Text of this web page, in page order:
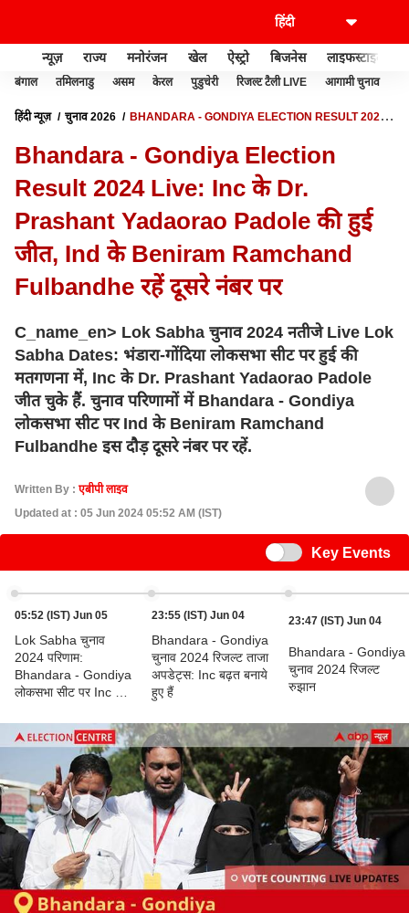
न्यूज़ राज्य मनोरंजन खेल ऐस्ट्रो बिजनेस लाइफस्टाइल
बंगाल तमिलनाडु असम केरल पुडुचेरी रिजल्ट टैली LIVE आगामी चुनाव
हिंदी न्यूज़ चुनाव 2026
BHANDARA - GONDIYA ELECTION RESULT 2024
BENIRAM RAMCHAND FULBANDHE रहें दूसरे नंबर पर
Bhandara - Gondiya Election
Result 2024 Live: Inc के Dr.
Prashant Yadaorao Padole की हुई
जीत, Ind के Beniram Ramchand
Fulbandhe रहें दूसरे नंबर पर
C_name_en> Lok Sabha चुनाव 2024 नतीजे Live Lok
Sabha Dates: भंडारा-गोंदिया लोकसभा सीट पर हुई की
मतगणना में, Inc के Dr. Prashant Yadaorao Padole
जीत चुके हैं. चुनाव परिणामों में Bhandara - Gondiya
लोकसभा सीट पर Ind के Beniram Ramchand
Fulbandhe इस दौड़ दूसरे नंबर पर रहें.
Written By : एबीपी लाइव
Updated at : 05 Jun 2024 05:52 AM (IST)
Key Events
05:52 (IST) Jun 05
Lok Sabha चुनाव
2024 परिणाम:
Bhandara - Gondiya
लोकसभा सीट पर Inc के
Yadaorao Padoleजीतें
23:55 (IST) Jun 04
Bhandara - Gondiya
चुनाव 2024 रिजल्ट ताजा
अपडेट्स: Inc बढ़त बनाये
हुए हैं
23:47 (IST) Jun 04
Bhandara - Gondiya
चुनाव 2024 रिजल्ट
रुझान